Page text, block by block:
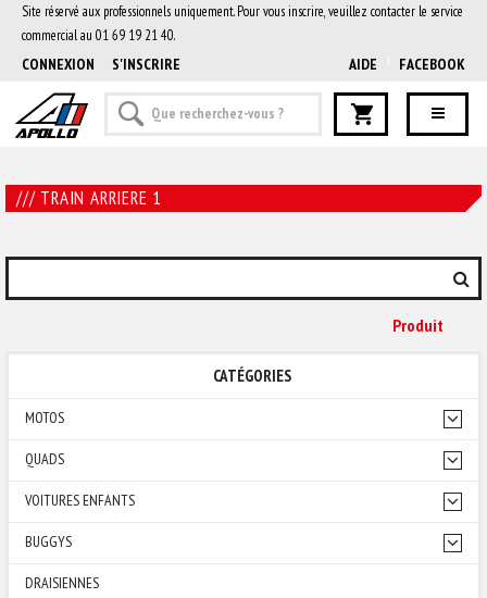
Site réservé aux professionnels uniquement. Pour vous inscrire, veuillez contacter le service
commercial au 01 69 19 21 40.
CONNEXION S'INSCRIRE AIDE FACEBOOK
/// TRAIN ARRIERE 1
Produit
CATÉGORIES
MOTOS
QUADS
VOITURES ENFANTS
BUGGYS
DRAISIENNES